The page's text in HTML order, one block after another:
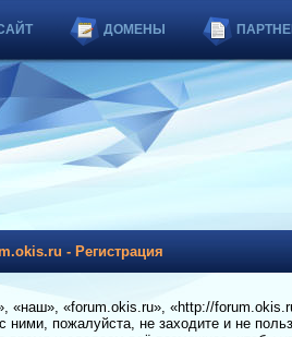
ДОМЕНЫ
- Регистрация
«forum.okis.ru», «http://
пожалуйста, не заходите и не